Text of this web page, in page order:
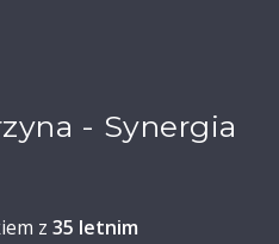
- Synergia
z 35 letnim